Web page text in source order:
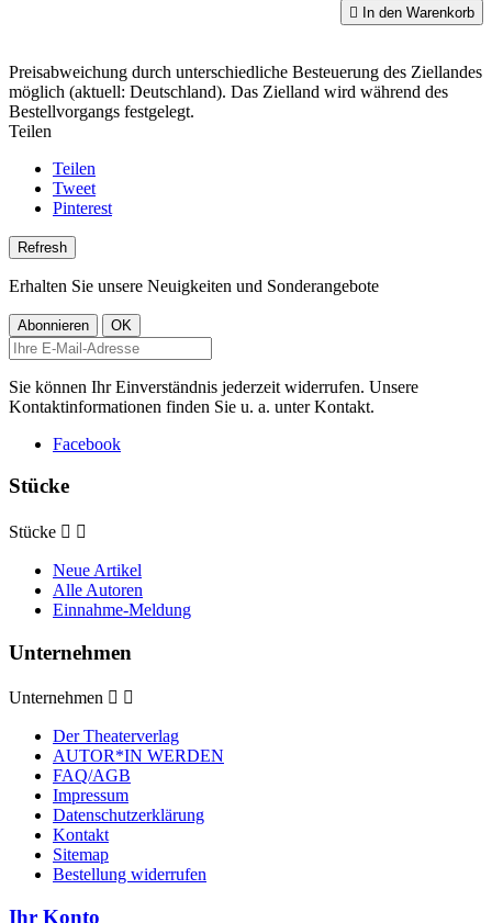
 In den Warenkorb
Preisabweichung durch unterschiedliche Besteuerung des Ziellandes
möglich (aktuell: Deutschland). Das Zielland wird während des
Bestellvorgangs festgelegt.
Teilen
Teilen
Tweet
Pinterest
Erhalten Sie unsere Neuigkeiten und Sonderangebote
Sie können Ihr Einverständnis jederzeit widerrufen. Unsere
Kontaktinformationen finden Sie u. a. unter Kontakt.
Facebook
Stücke
Stücke  
Neue Artikel
Alle Autoren
Einnahme-Meldung
Unternehmen
Unternehmen  
Der Theaterverlag
AUTOR*IN WERDEN
FAQ/AGB
Impressum
Datenschutzerklärung
Kontakt
Sitemap
Bestellung widerrufen
Ihr Konto